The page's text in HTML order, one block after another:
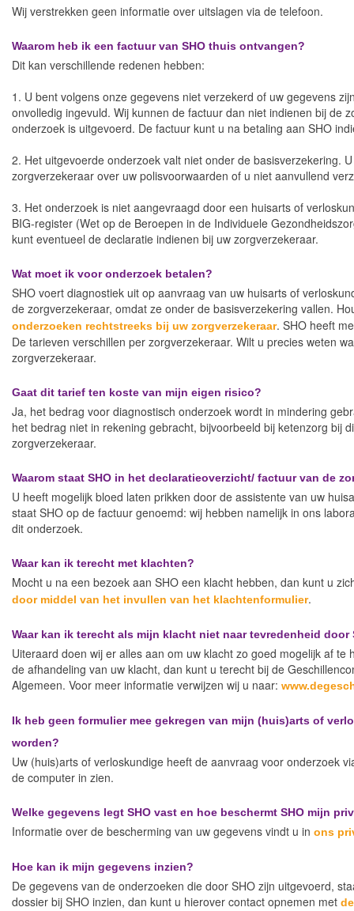
Wij verstrekken geen informatie over uitslagen via de telefoon.
Waarom heb ik een factuur van SHO thuis ontvangen?
Dit kan verschillende redenen hebben:
1. U bent volgens onze gegevens niet verzekerd of uw gegevens
onvolledig ingevuld. Wij kunnen de factuur dan niet indienen bij de
onderzoek is uitgevoerd. De factuur kunt u na betaling aan SHO
2. Het uitgevoerde onderzoek valt niet onder de basisverzekering.
zorgverzekeraar over uw polisvoorwaarden of u niet aanvullend
3. Het onderzoek is niet aangevraagd door een huisarts of
BIG-register (Wet op de Beroepen in de Individuele
kunt eventueel de declaratie indienen bij uw zorgverzekeraar.
Wat moet ik voor onderzoek betalen?
SHO voert diagnostiek uit op aanvraag van uw huisarts of
de zorgverzekeraar, omdat ze onder de basisverzekering vallen.
onderzoeken rechtstreeks bij uw zorgverzekeraar. SHO heeft
De tarieven verschillen per zorgverzekeraar. Wilt u precies weten
zorgverzekeraar.
Gaat dit tarief ten koste van mijn eigen risico?
Ja, het bedrag voor diagnostisch onderzoek wordt in mindering
het bedrag niet in rekening gebracht, bijvoorbeeld bij ketenzorg bij
zorgverzekeraar.
Waarom staat SHO in het declaratieoverzicht/ factuur van de
U heeft mogelijk bloed laten prikken door de assistente van uw
staat SHO op de factuur genoemd: wij hebben namelijk in ons
dit onderzoek.
Waar kan ik terecht met klachten?
Mocht u na een bezoek aan SHO een klacht hebben, dan kunt u
door middel van het invullen van het klachtenformulier.
Waar kan ik terecht als mijn klacht niet naar tevredenheid door
Uiteraard doen wij er alles aan om uw klacht zo goed mogelijk af
de afhandeling van uw klacht, dan kunt u terecht bij de
Algemeen. Voor meer informatie verwijzen wij u naar:
Ik heb geen formulier mee gekregen van mijn (huis)arts of
worden?
Uw (huis)arts of verloskundige heeft de aanvraag voor onderzoek
de computer in zien.
Welke gegevens legt SHO vast en hoe beschermt SHO mijn
Informatie over de bescherming van uw gegevens vindt u in ons
Hoe kan ik mijn gegevens inzien?
De gegevens van de onderzoeken die door SHO zijn uitgevoerd,
dossier bij SHO inzien, dan kunt u hierover contact opnemen met